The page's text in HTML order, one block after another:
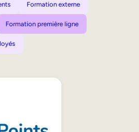
Formation externe
Formation première ligne